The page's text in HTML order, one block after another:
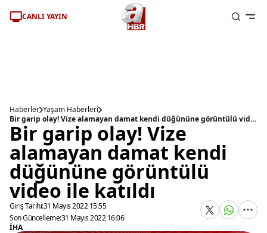
CANLI YAYIN
Haberler Yaşam Haberleri
Bir garip olay! Vize alamayan damat kendi düğününe görüntülü video ile katıldı
Bir garip olay! Vize
alamayan damat kendi
düğününe görüntülü
video ile katıldı
Giriş Tarihi:31 Mayıs 2022 15:55
Son Güncelleme:31 Mayıs 2022 16:06
İHA